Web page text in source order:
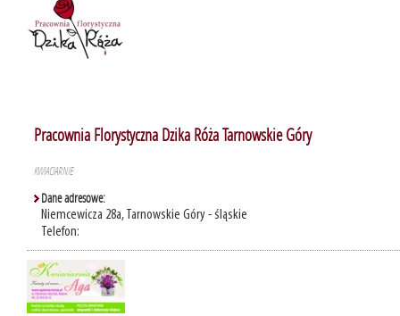
Pracownia Florystyczna Dzika Róża Tarnowskie Góry
KWIACIARNIE
Dane adresowe:
Niemcewicza 28a, Tarnowskie Góry - śląskie
Telefon: